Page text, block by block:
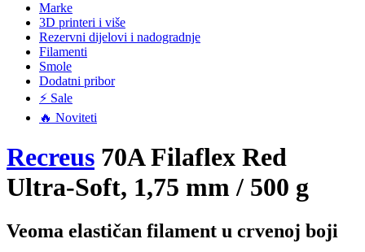
Marke
3D printeri i više
Rezervni dijelovi i nadogradnje
Filamenti
Smole
Dodatni pribor
⚡ Sale
🔥 Noviteti
Recreus 70A Filaflex Red
Ultra-Soft, 1,75 mm / 500 g
Veoma elastičan filament u crvenoj boji